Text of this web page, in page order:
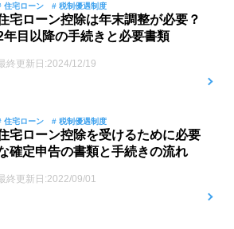
住宅ローン # 税制優遇制度
宅ローン控除は年末調整が必要？
年目以降の手続きと必要書類
終更新日:2024/12/19
住宅ローン # 税制優遇制度
宅ローン控除を受けるために必要
確定申告の書類と手続きの流れ
終更新日:2022/09/01